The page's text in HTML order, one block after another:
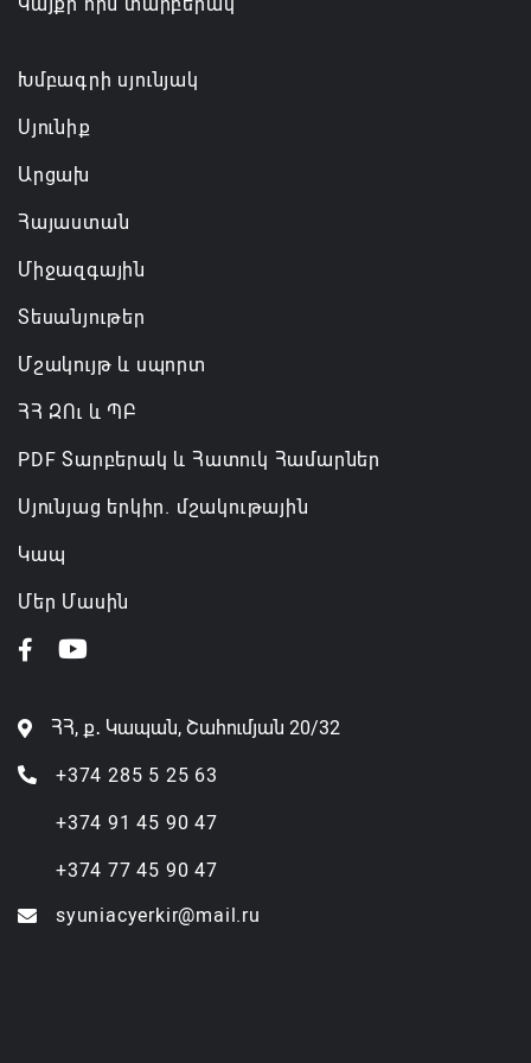
Բաքվում շարունակում է հայ գերիների վերաքննիչ
06.08.2026 12:43
առևտրաշրջանառության նվազման միտումը
կշարունակվի. Օվերչուկ
Կայքի հին տարբերակ
Խմբագրի սյունյակ
Սյունիք
Արցախ
Հայաստան
Միջազգային
Տեսանյութեր
Մշակույթ և սպորտ
ՀՀ ԶՈւ և ՊԲ
PDF Տարբերակ և Հատուկ Համարներ
Սյունյաց երկիր. մշակութային
Կապ
Մեր Մասին
ՀՀ, ք․ Կապան, Շահումյան 20/32
+374 285 5 25 63
+374 91 45 90 47
+374 77 45 90 47
syuniacyerkir@mail.ru